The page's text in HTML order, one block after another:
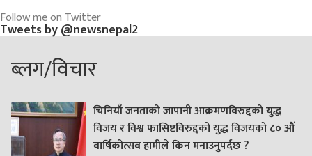
Follow me on Twitter
Tweets by @newsnepal2
ब्लग/विचार
चिनियाँ जनताको जापानी आक्रमणविरुद्दको युद्ध
विजय र विश्व फासिष्टविरुद्दको युद्ध विजयको ८० औं
वार्षिकोत्सव हामीले किन मनाउनुपर्दछ ?